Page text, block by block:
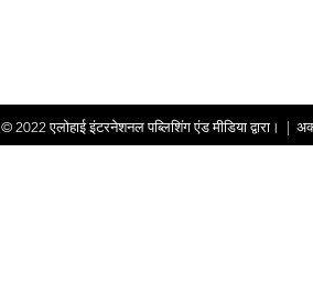
© 2022एलोहाई इंटरनेशनल पब्लिशिंग एंड मीडिया द्वारा।